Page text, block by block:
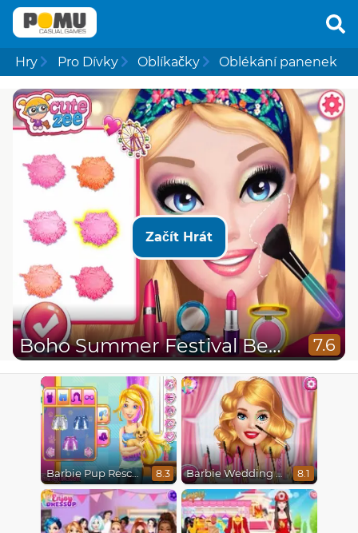
Hry Pro Dívky Oblíkačky Oblékání panenek
Začít Hrát
Boho Summer Festival Besties 7.6
Barbie Pup Rescue 8.3 Barbie Wedding Fun 8.1